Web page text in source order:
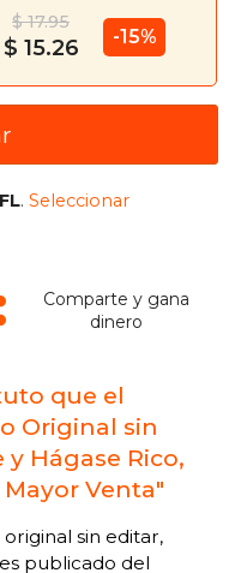
$ 17.95
$ 15.26 -15%
FL.Seleccionar
Comparte y gana
dinero
que el
Original sin
Hágase Rico,
Venta"
sin editar,
publicado del